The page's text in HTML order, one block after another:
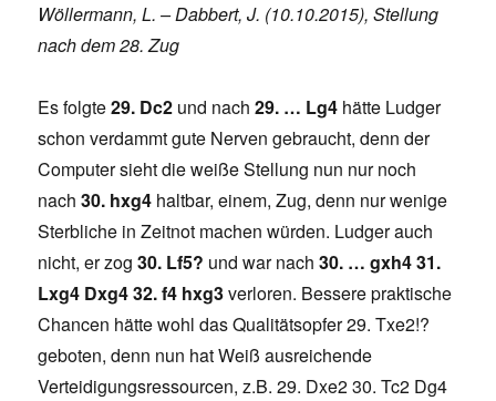
Wöllermann, L. – Dabbert, J. (10.10.2015), Stellung
nach dem 28. Zug
Es folgte29. Dc2 und nach29. … Lg4 hätte Ludger
schon verdammt gute Nerven gebraucht, denn der
Computer sieht die weiße Stellung nun nur noch
nach30. hxg4 haltbar, einem, Zug, denn nur wenige
Sterbliche in Zeitnot machen würden. Ludger auch
nicht, er zog30. Lf5? und war nach30. … gxh4 31.
Lxg4 Dxg4 32. f4 hxg3verloren. Bessere praktische
Chancen hätte wohl das Qualitätsopfer 29. Txe2!?
geboten, denn nun hat Weiß ausreichende
Verteidigungsressourcen, z.B. 29. Dxe2 30. Tc2 Dg4